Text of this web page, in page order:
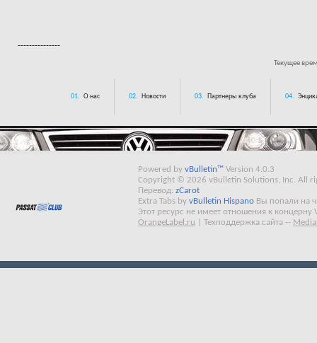
---------------
Текущее
01. О нас 02. Новости 03. Партнеры клуба 04.
Powered by vBulletin™ Version 4.0.3
Copyright © 2026 vBulletin Solutions, Inc. All
Перевод: zCarot
Extra Tabs by vBulletin Hispano Вы попали на
Этот ресурс не имеет отношения к концерну
OrangeLabel.ru
Техподдержка сайта --